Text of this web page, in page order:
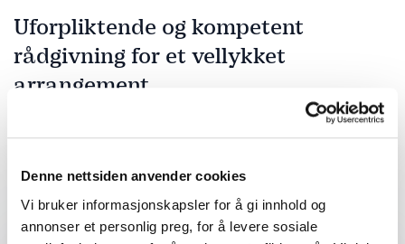
Denne nettsiden anvender cookies
Vi bruker informasjonskapsler for å gi innhold og
annonser et personlig preg, for å levere sosiale
Uforpliktende og kompetent
rådgivning for et vellykket
arrangement
Fyll ut kontaktskjemaet – vi tar kontakt med deg
veldig raskt!
Ditt navn *